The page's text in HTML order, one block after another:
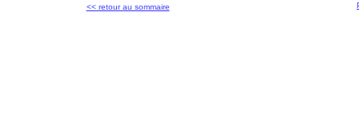
<< retour au sommaire